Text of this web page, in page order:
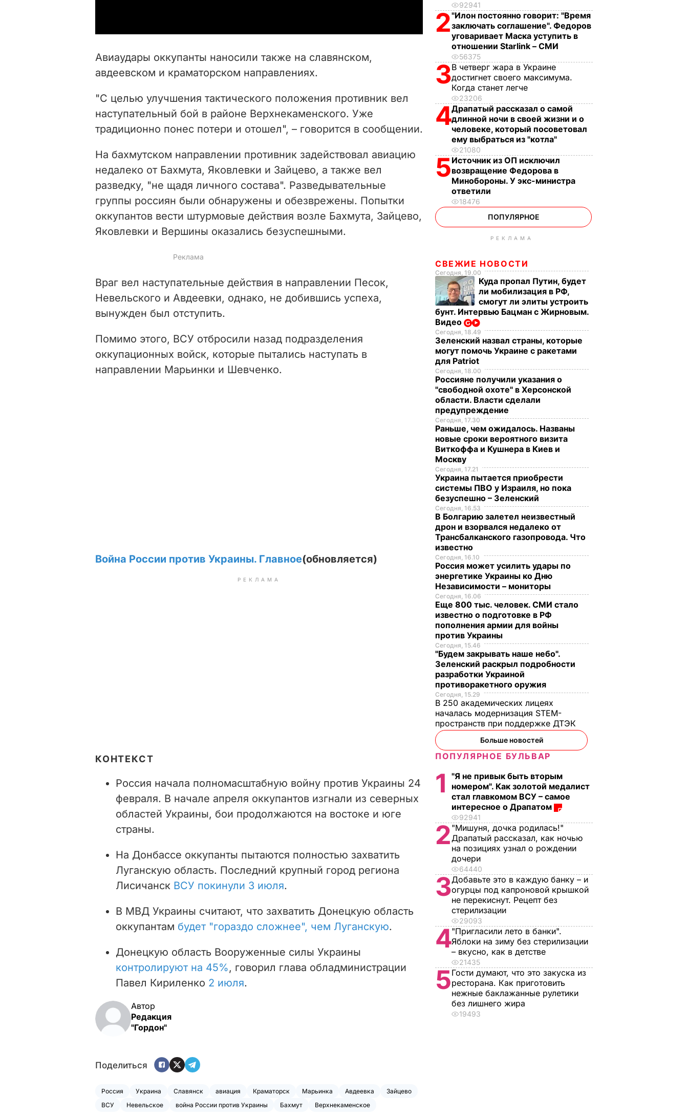
i
d
e
o
Авиаудары оккупанты наносили также на славянском,
авдеевском и краматорском направлениях.
"С целью улучшения тактического положения противник вел
наступательный бой в районе Верхнекаменского. Уже
традиционно понес потери и отошел", – говорится в сообщении.
На бахмутском направлении противник задействовал авиацию
недалеко от Бахмута, Яковлевки и Зайцево, а также вел
разведку, "не щадя личного состава". Разведывательные
группы россиян были обнаружены и обезврежены. Попытки
оккупантов вести штурмовые действия возле Бахмута, Зайцево,
Яковлевки и Вершины оказались безуспешными.
Враг вел наступательные действия в направлении Песок,
Невельского и Авдеевки, однако, не добившись успеха,
вынужден был отступить.
Помимо этого, ВСУ отбросили назад подразделения
оккупационных войск, которые пытались наступать в
направлении Марьинки и Шевченко.
Война России против Украины. Главное(обновляется)
РЕКЛАМА
КОНТЕКСТ
Россия начала полномасштабную войну против Украины 24
февраля. В начале апреля оккупантов изгнали из северных
областей Украины, бои продолжаются на востоке и юге
страны.
На Донбассе оккупанты пытаются полностью захватить
Луганскую область. Последний крупный город региона
Лисичанск ВСУ покинули 3 июля.
В МВД Украины считают, что захватить Донецкую область
оккупантам будет "гораздо сложнее", чем Луганскую.
Донецкую область Вооруженные силы Украины
контролируют на 45%, говорил глава обладминистрации
Павел Кириленко 2 июля.
Автор
Редакция
"Гордон"
Поделиться
Россия Украина Славянск авиация Краматорск Марьинка Авдеевка
Зайцево
ВСУ
Невельское война России против Украины Бахмут Верхнекаменское
92941
2"Илон постоянно говорит: "Время
заключать соглашение". Федоров
уговаривает Маска уступить в
отношении Starlink – СМИ
56375
3В четверг жара в Украине
достигнет своего максимума.
Когда станет легче
23206
4Драпатый рассказал о самой
длинной ночи в своей жизни и о
человеке, который посоветовал
ему выбраться из "котла"
21080
5Источник из ОП исключил
возвращение Федорова в
Минобороны. У экс-министра
ответили
18476
ПОПУЛЯРНОЕ
РЕКЛАМА
СВЕЖИЕ НОВОСТИ
Сегодня, 19.00
Куда пропал Путин, будет
ли мобилизация в РФ,
смогут ли элиты устроить
бунт. Интервью Бацман с Жирновым.
Видео
Сегодня, 18.49
Зеленский назвал страны, которые
могут помочь Украине с ракетами
для Patriot
Сегодня, 18.00
Россияне получили указания о
"свободной охоте" в Херсонской
области. Власти сделали
предупреждение
Сегодня, 17.30
Раньше, чем ожидалось. Названы
новые сроки вероятного визита
Виткоффа и Кушнера в Киев и
Москву
Сегодня, 17.21
Украина пытается приобрести
системы ПВО у Израиля, но пока
безуспешно – Зеленский
Сегодня, 16.53
В Болгарию залетел неизвестный
дрон и взорвался недалеко от
Трансбалканского газопровода. Что
известно
Сегодня, 16.10
Россия может усилить удары по
энергетике Украины ко Дню
Независимости – мониторы
Сегодня, 16.06
Еще 800 тыс. человек. СМИ стало
известно о подготовке в РФ
пополнения армии для войны
против Украины
Сегодня, 15.46
"Будем закрывать наше небо".
Зеленский раскрыл подробности
разработки Украиной
противоракетного оружия
Сегодня, 15.29
В 250 академических лицеях
началась модернизация STEM-
пространств при поддержке ДТЭК​
Больше новостей
ПОПУЛЯРНОЕ БУЛЬВАР
1
"Я не привык быть вторым
номером". Как золотой медалист
стал главкомом ВСУ – самое
интересное о Драпатом
92941
2 "Мишуня, дочка родилась!"
Драпатый рассказал, как ночью
на позициях узнал о рождении
дочери
64440
3Добавьте это в каждую банку – и
огурцы под капроновой крышкой
не перекиснут. Рецепт без
стерилизации
29093
4"Пригласили лето в банки".
Яблоки на зиму без стерилизации
– вкусно, как в детстве
21435
5Гости думают, что это закуска из
ресторана. Как приготовить
нежные баклажанные рулетики
без лишнего жира
19493